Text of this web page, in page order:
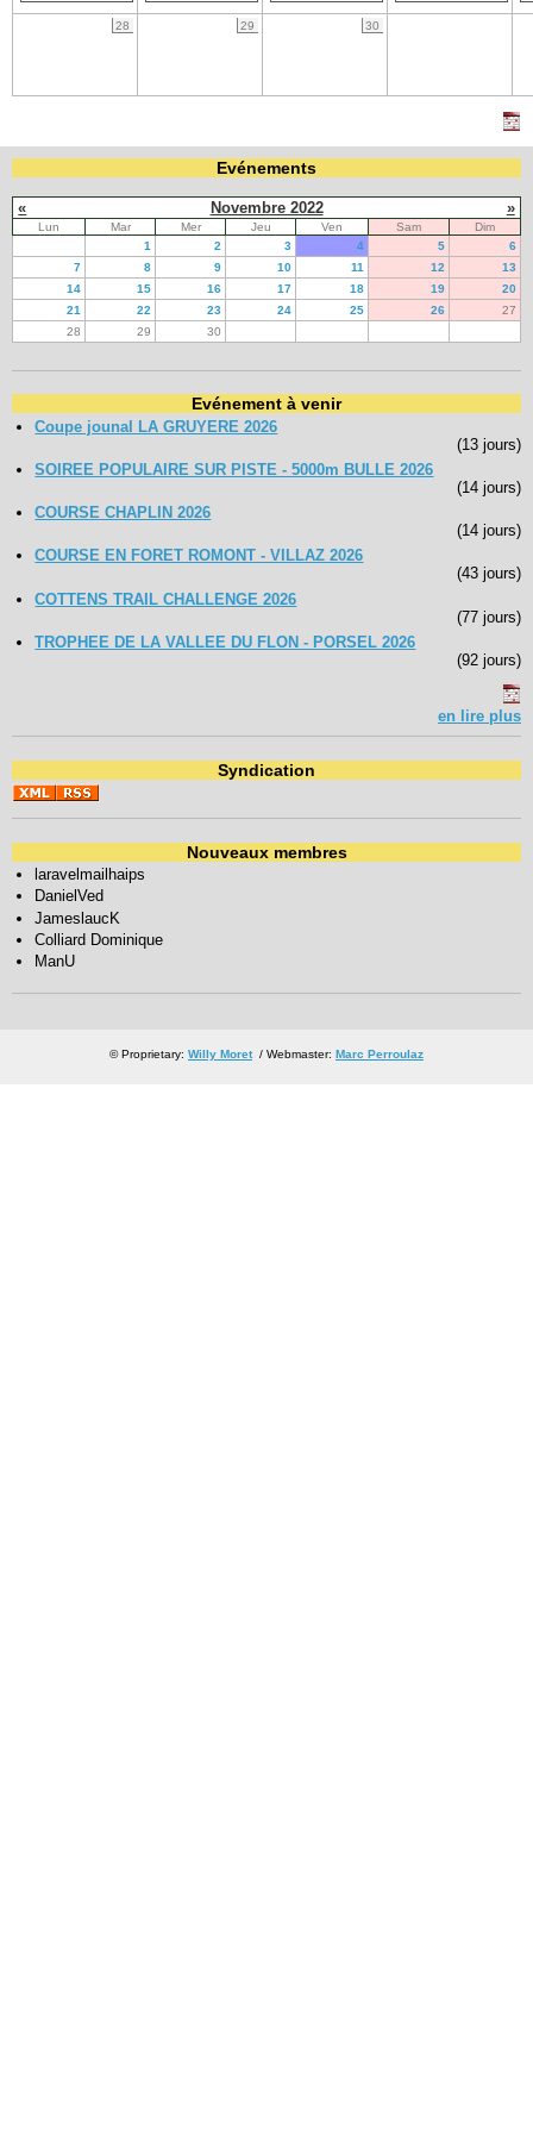
28 29 30
Evénements
« Novembre 2022 »
Lun Mar Mer Jeu Ven Sam
Dim
1
2 3 4 5
6
7
8 9 10 11 12
13
14
15 16 17 18 19
20
21
22 23 24 25 26
27
28
29 30
Evénement à venir
Coupe jounal LA GRUYERE 2026
(13 jours)
SOIREE POPULAIRE SUR PISTE - 5000m BULLE 2026
(14 jours)
COURSE CHAPLIN 2026
(14 jours)
COURSE EN FORET ROMONT - VILLAZ 2026
(43 jours)
COTTENS TRAIL CHALLENGE 2026
(77 jours)
TROPHEE DE LA VALLEE DU FLON - PORSEL 2026
(92 jours)
en lire plus
Syndication
Nouveaux membres
laravelmailhaips
DanielVed
JameslaucK
Colliard Dominique
ManU
© Proprietary: Willy Moret/ Webmaster: Marc Perroulaz